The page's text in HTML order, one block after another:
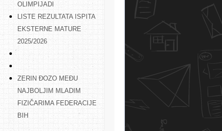
OLIMPIJADI
LISTE REZULTATA ISPITA
EKSTERNE MATURE
2025/2026
ZERIN ĐOZO MEĐU
NAJBOLJIM MLADIM
FIZIČARIMA FEDERACIJE
BIH